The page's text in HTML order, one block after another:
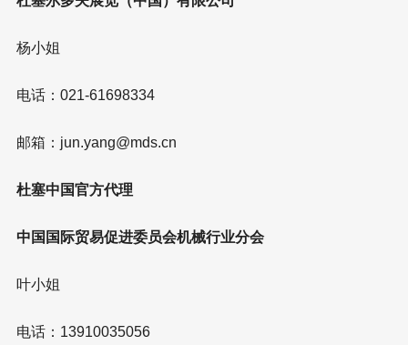
杨小姐
电话：021-61698334
邮箱：jun.yang@mds.cn
杜塞中国官方代理
中国国际贸易促进委员会机械行业分会
叶小姐
电话：13910035056